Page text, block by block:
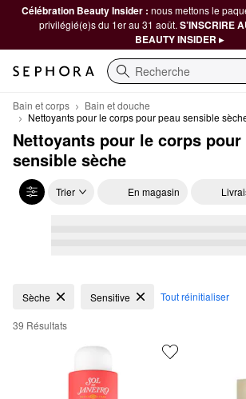
Célébration Beauty Insider : nous mettons le
privilégié(e)s du 1er au 31 août. S’INSCRIRE
BEAUTY INSIDER ▸
Recherche
Bain et corps
Bain et douche
Nettoyants pour le corps pour peau sensible
Nettoyants pour le corps pour
sensible sèche
Trier En magasin
Nettoyants pour le corps pour peau sensible
Sèche Sensitive Tout réinitialiser
39 Résultats